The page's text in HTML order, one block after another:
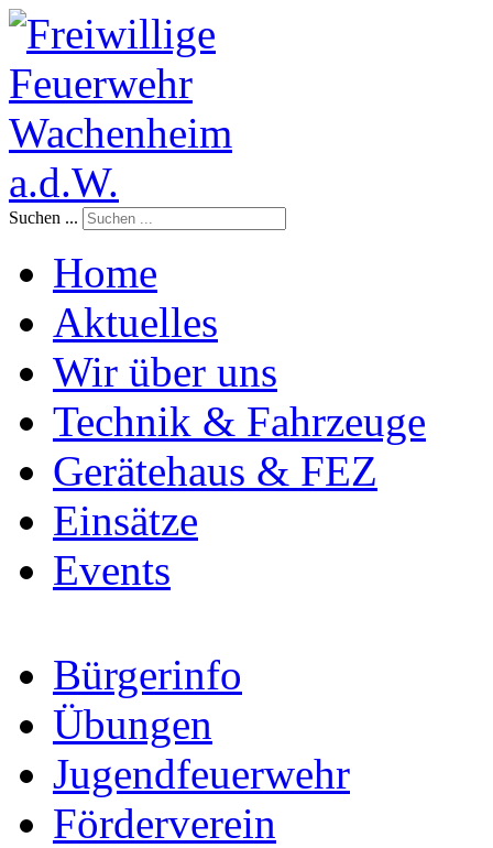
Suchen ...
Home
Aktuelles
Wir über uns
Technik & Fahrzeuge
Gerätehaus & FEZ
Einsätze
Events
Bürgerinfo
Übungen
Jugendfeuerwehr
Förderverein